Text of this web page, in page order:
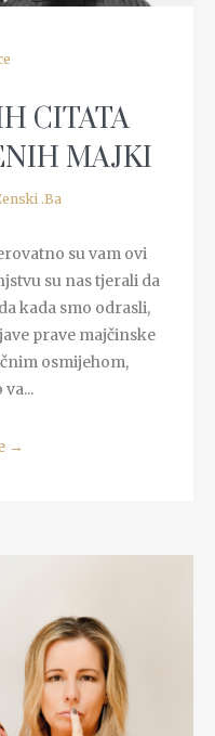
CITATA
MAJKI
.Ba
su vam ovi
su nas tjerali da
kada smo odrasli,
prave majčinske
osmijehom,
→